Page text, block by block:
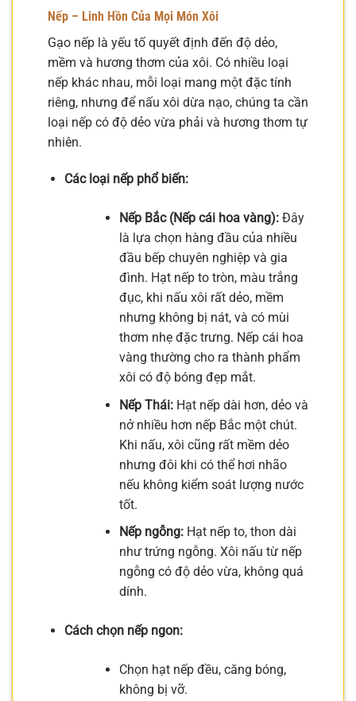
Nếp – Linh Hồn Của Mọi Món Xôi
Gạo nếp là yếu tố quyết định đến độ dẻo,
mềm và hương thơm của xôi. Có nhiều loại
nếp khác nhau, mỗi loại mang một đặc tính
riêng, nhưng để nấu xôi dừa nạo, chúng ta cần
loại nếp có độ dẻo vừa phải và hương thơm tự
nhiên.
Các loại nếp phổ biến:
Nếp Bắc (Nếp cái hoa vàng):Đây
là lựa chọn hàng đầu của nhiều
đầu bếp chuyên nghiệp và gia
đình. Hạt nếp to tròn, màu trắng
đục, khi nấu xôi rất dẻo, mềm
nhưng không bị nát, và có mùi
thơm nhẹ đặc trưng. Nếp cái hoa
vàng thường cho ra thành phẩm
xôi có độ bóng đẹp mắt.
Nếp Thái:Hạt nếp dài hơn, dẻo và
nở nhiều hơn nếp Bắc một chút.
Khi nấu, xôi cũng rất mềm dẻo
nhưng đôi khi có thể hơi nhão
nếu không kiểm soát lượng nước
tốt.
Nếp ngỗng:Hạt nếp to, thon dài
như trứng ngỗng. Xôi nấu từ nếp
ngỗng có độ dẻo vừa, không quá
dính.
Cách chọn nếp ngon:
Chọn hạt nếp đều, căng bóng,
không bị vỡ.